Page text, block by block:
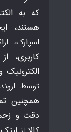
که به
هستند،
اسپارک،
کاربری،
توسط
همچنین
دقت و